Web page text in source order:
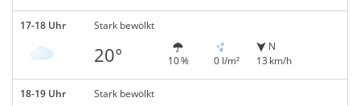
17-18 Uhr Stark bewölkt
20° 10 % 0 l/m²
N
13 km/h
18-19 Uhr Stark bewölkt